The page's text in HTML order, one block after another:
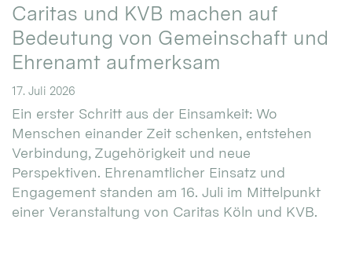
Caritas und KVB machen auf
Bedeutung von Gemeinschaft und
Ehrenamt aufmerksam
17. Juli 2026
Ein erster Schritt aus der Einsamkeit: Wo
Menschen einander Zeit schenken, entstehen
Verbindung, Zugehörigkeit und neue
Perspektiven. Ehrenamtlicher Einsatz und
Engagement standen am 16. Juli im Mittelpunkt
einer Veranstaltung von Caritas Köln und KVB.